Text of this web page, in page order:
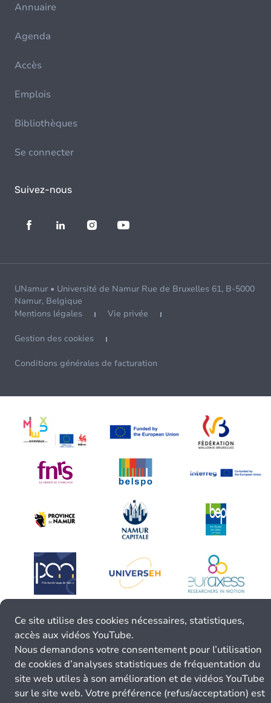
Annuaire
Agenda
Accès
Emplois
Bibliothèques
Se connecter
Suivez-nous
UNamur • Université de Namur Rue de Bruxelles 61, B-5000
Namur, Belgique
Mentions légales
Vie privée
Gestion des cookies
Conditions générales de facturation
Ce site utilise des cookies nécessaires, statistiques,
accès aux vidéos YouTube.
Nous demandons votre consentement pour l’utilisation
de cookies d’analyses statistiques de fréquentation du
site web utiles à son amélioration et de vidéos YouTube
sur le site web. Votre préférence (refus/acceptation) est